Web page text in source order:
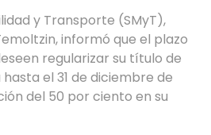
y Transporte (SMyT),
informó que el plazo
regularizar su título de
el 31 de diciembre de
del 50 por ciento en su